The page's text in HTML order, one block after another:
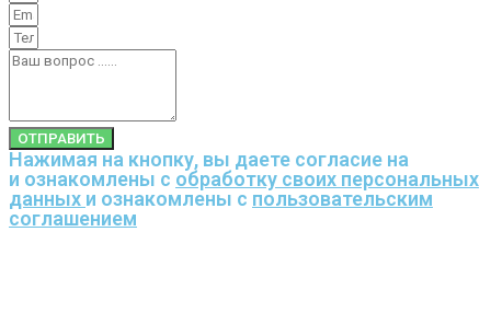
ОТПРАВИТЬ
Нажимая на кнопку, вы даете согласие на
и ознакомлены с обработку своих персональных
данных и ознакомлены с пользовательским
соглашением